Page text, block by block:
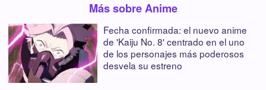
Más sobre Anime
Fecha confirmada: el nuevo anime
de 'Kaiju No. 8' centrado en el uno
de los personajes más poderosos
desvela su estreno